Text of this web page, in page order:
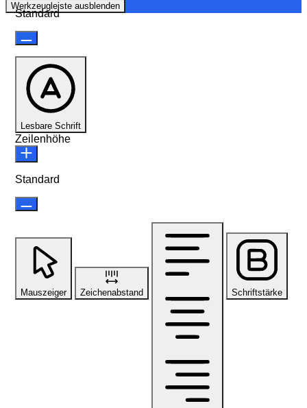
Werkzeugleiste ausblenden
Standard
Lesbare Schrift
Zeilenhöhe
Standard
Mauszeiger Zeichenabstand Schriftstärke